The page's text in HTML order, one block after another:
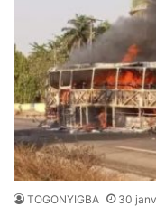
TOGONYIGBA 30